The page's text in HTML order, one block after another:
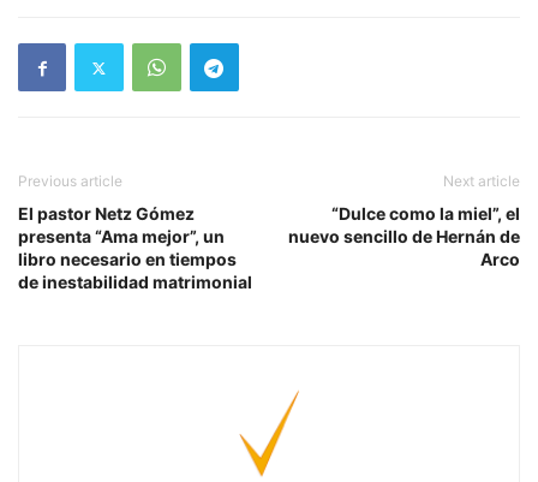
Previous article
El pastor Netz Gómez
presenta “Ama mejor”, un
libro necesario en tiempos
de inestabilidad matrimonial
Next article
“Dulce como la miel”, el
nuevo sencillo de Hernán de
Arco